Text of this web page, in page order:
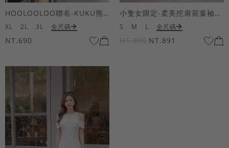
HOOLOOLOO聯名-KUKU熊蝴蝶結短袖上衣
XL 2L 3L 全尺碼
NT.690
小隻女限定-柔美挖肩荷葉袖魚尾長洋裝
S M L 全尺碼
NT.990 NT.891